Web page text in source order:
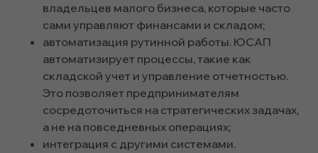
владельцев малого бизнеса, которые часто
сами управляют финансами и складом;
автоматизация рутинной работы. ЮСАП
автоматизирует процессы, такие как
складской учет и управление отчетностью.
Это позволяет предпринимателям
сосредоточиться на стратегических задачах,
а не на повседневных операциях;
интеграция с другими системами.